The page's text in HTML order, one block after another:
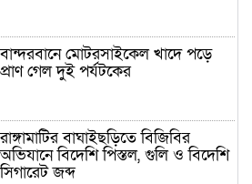
বান্দরবানে মোটরসাইকেল খাদে পড়ে
প্রাণ গেল দুই পর্যটকের
রাঙ্গামাটির বাঘাইছড়িতে বিজিবির
অভিযানে বিদেশি পিস্তল, গুলি ও বিদেশি
সিগারেট জব্দ